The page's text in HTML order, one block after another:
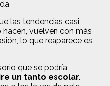
las tendencias casi
vuelven con más
lo que reaparece es
que se podría
un tanto escolar.